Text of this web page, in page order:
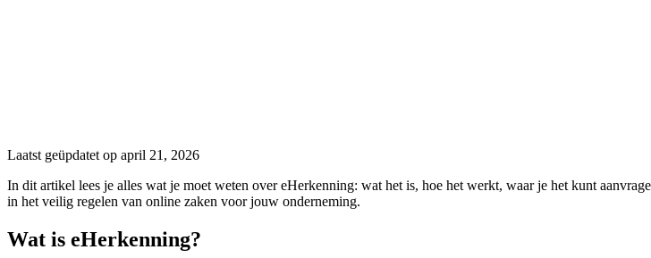
Laatst geüpdatet op april 21, 2026
In dit artikel lees je alles wat je moet weten over eHerkenning: wat het is, hoe het werkt, waar je het kunt
in het veilig regelen van online zaken voor jouw onderneming.
Wat is eHerkenning?